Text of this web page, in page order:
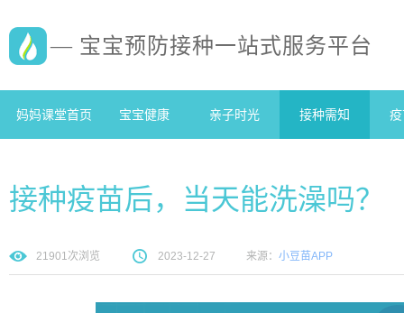
— 宝宝预防接种一站式服务平台
妈妈课堂首页 宝宝健康 亲子时光 接种需知
接种疫苗后，当天能洗澡吗？
21901次浏览 2023-12-27 来源： 小豆苗APP